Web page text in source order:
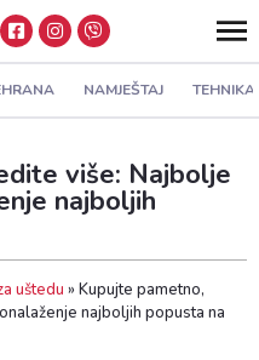
NAMJEŠTAJ TEHNIKA
više: Najbolje
najboljih
uštedu » Kupujte pametno,
najboljih popusta na